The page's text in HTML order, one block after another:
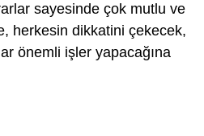
sayesinde çok mutlu ve
herkesin dikkatini çekecek,
önemli işler yapacağına